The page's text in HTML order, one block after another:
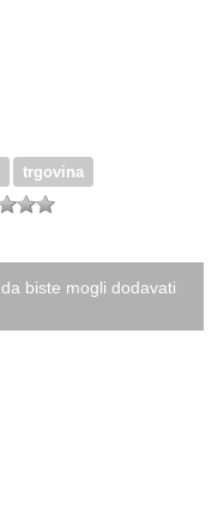
trgovina
da biste mogli dodavati